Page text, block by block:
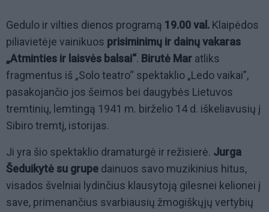
Gedulo ir vilties dienos programą 19.00 val. Klaipėdos
piliavietėje vainikuos prisiminimų ir dainų vakaras
„Atminties ir laisvės balsai“. Birutė Mar atliks
fragmentus iš „Solo teatro“ spektaklio „Ledo vaikai”,
pasakojančio jos šeimos bei daugybės Lietuvos
tremtinių, lemtingą 1941 m. birželio 14 d. iškeliavusių į
Sibiro tremtį, istorijas.
Ji yra šio spektaklio dramaturgė ir režisierė. Jurga
Šeduikytė su grupe dainuos savo muzikinius hitus,
visados švelniai lydinčius klausytoją gilesnei kelionei į
save, primenančius svarbiausių žmogiškųjų vertybių